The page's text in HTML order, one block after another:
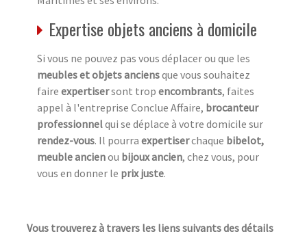
Expertise objets anciens à domicile
Si vous ne pouvez pas vous déplacer ou que les
meubles et objets anciensque vous souhaitez
faire expertisersont trop encombrants, faites
appel à l'entreprise Conclue Affaire, brocanteur
professionnelqui se déplace à votre domicile sur
rendez-vous. Il pourra expertiserchaque bibelot,
meuble ancienou bijoux ancien, chez vous, pour
vous en donner le prix juste.
Vous trouverez à travers les liens suivants des détails